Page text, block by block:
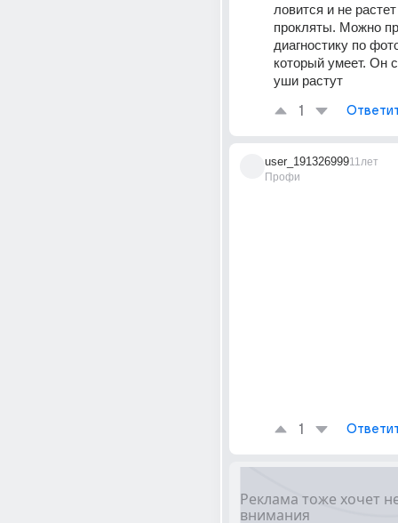
ловится и не
прокляты. Можно
диагностику по
который умеет. Он
уши растут
1
user_191326999
Профи
11лет
1